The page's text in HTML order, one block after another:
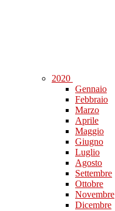
2020
Gennaio
Febbraio
Marzo
Aprile
Maggio
Giugno
Luglio
Agosto
Settembre
Ottobre
Novembre
Dicembre